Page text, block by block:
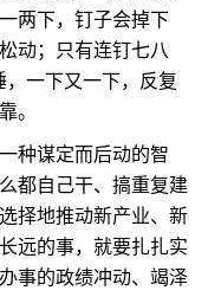
两下，钉子会掉下
动；只有连钉七八
，一下又一下，反复
。
种谋定而后动的智
都自己干、搞重复建
择地推动新产业、新
远的事，就要扎扎实
事的政绩冲动、竭泽